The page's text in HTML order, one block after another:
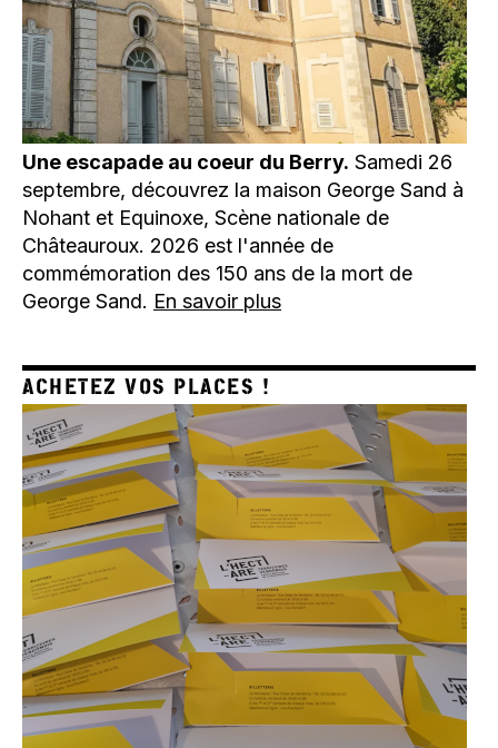
Une escapade au coeur du Berry. Samedi 26
septembre, découvrez la maison George Sand à
Nohant et Equinoxe, Scène nationale de
Châteauroux. 2026 est l'année de
commémoration des 150 ans de la mort de
George Sand. En savoir plus
ACHETEZ VOS PLACES !